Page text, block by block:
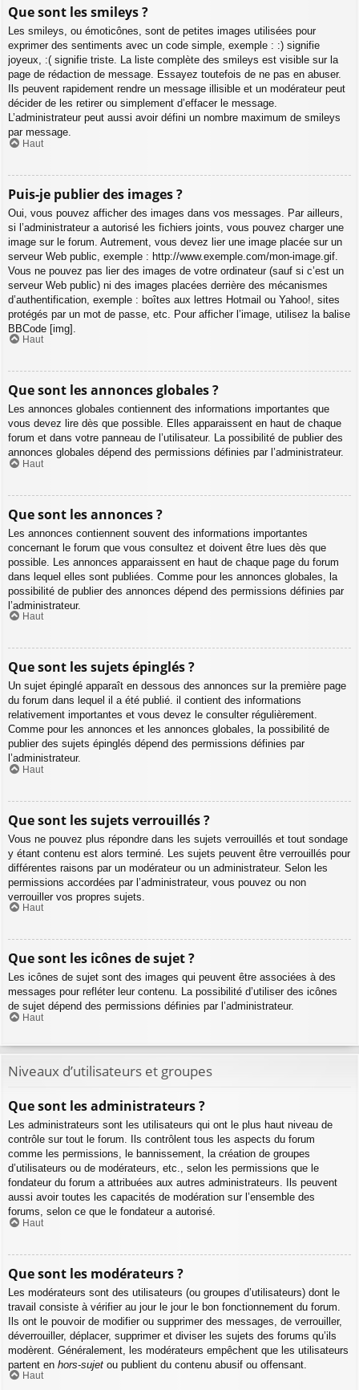
Que sont les smileys ?
Les smileys, ou émoticônes, sont de petites images utilisées pour
exprimer des sentiments avec un code simple, exemple : :) signifie
joyeux, :( signifie triste. La liste complète des smileys est visible sur la
page de rédaction de message. Essayez toutefois de ne pas en abuser.
Ils peuvent rapidement rendre un message illisible et un modérateur peut
décider de les retirer ou simplement d’effacer le message.
L’administrateur peut aussi avoir défini un nombre maximum de smileys
par message.
Haut
Puis-je publier des images ?
Oui, vous pouvez afficher des images dans vos messages. Par ailleurs,
si l’administrateur a autorisé les fichiers joints, vous pouvez charger une
image sur le forum. Autrement, vous devez lier une image placée sur un
serveur Web public, exemple : http://www.exemple.com/mon-image.gif.
Vous ne pouvez pas lier des images de votre ordinateur (sauf si c’est un
serveur Web public) ni des images placées derrière des mécanismes
d’authentification, exemple : boîtes aux lettres Hotmail ou Yahoo!, sites
protégés par un mot de passe, etc. Pour afficher l’image, utilisez la balise
BBCode [img].
Haut
Que sont les annonces globales ?
Les annonces globales contiennent des informations importantes que
vous devez lire dès que possible. Elles apparaissent en haut de chaque
forum et dans votre panneau de l’utilisateur. La possibilité de publier des
annonces globales dépend des permissions définies par l’administrateur.
Haut
Que sont les annonces ?
Les annonces contiennent souvent des informations importantes
concernant le forum que vous consultez et doivent être lues dès que
possible. Les annonces apparaissent en haut de chaque page du forum
dans lequel elles sont publiées. Comme pour les annonces globales, la
possibilité de publier des annonces dépend des permissions définies par
l’administrateur.
Haut
Que sont les sujets épinglés ?
Un sujet épinglé apparaît en dessous des annonces sur la première page
du forum dans lequel il a été publié. il contient des informations
relativement importantes et vous devez le consulter régulièrement.
Comme pour les annonces et les annonces globales, la possibilité de
publier des sujets épinglés dépend des permissions définies par
l’administrateur.
Haut
Que sont les sujets verrouillés ?
Vous ne pouvez plus répondre dans les sujets verrouillés et tout sondage
y étant contenu est alors terminé. Les sujets peuvent être verrouillés pour
différentes raisons par un modérateur ou un administrateur. Selon les
permissions accordées par l’administrateur, vous pouvez ou non
verrouiller vos propres sujets.
Haut
Que sont les icônes de sujet ?
Les icônes de sujet sont des images qui peuvent être associées à des
messages pour refléter leur contenu. La possibilité d’utiliser des icônes
de sujet dépend des permissions définies par l’administrateur.
Haut
Niveaux d’utilisateurs et groupes
Que sont les administrateurs ?
Les administrateurs sont les utilisateurs qui ont le plus haut niveau de
contrôle sur tout le forum. Ils contrôlent tous les aspects du forum
comme les permissions, le bannissement, la création de groupes
d’utilisateurs ou de modérateurs, etc., selon les permissions que le
fondateur du forum a attribuées aux autres administrateurs. Ils peuvent
aussi avoir toutes les capacités de modération sur l’ensemble des
forums, selon ce que le fondateur a autorisé.
Haut
Que sont les modérateurs ?
Les modérateurs sont des utilisateurs (ou groupes d’utilisateurs) dont le
travail consiste à vérifier au jour le jour le bon fonctionnement du forum.
Ils ont le pouvoir de modifier ou supprimer des messages, de verrouiller,
déverrouiller, déplacer, supprimer et diviser les sujets des forums qu’ils
modèrent. Généralement, les modérateurs empêchent que les utilisateurs
partent en hors-sujet ou publient du contenu abusif ou offensant.
Haut